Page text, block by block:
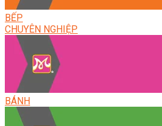
BẾP
CHUYÊN NGHIỆP
BÁNH